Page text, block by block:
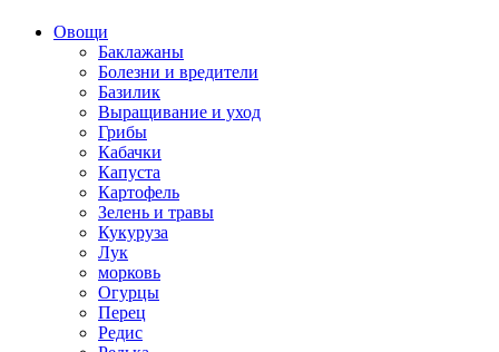
Овощи
Баклажаны
Болезни и вредители
Базилик
Выращивание и уход
Грибы
Кабачки
Капуста
Картофель
Зелень и травы
Кукуруза
Лук
морковь
Огурцы
Перец
Редис